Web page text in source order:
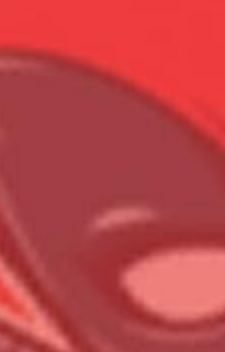
Всего позиций в корзине
Всего товара в корзине
Сумма к оплате (без